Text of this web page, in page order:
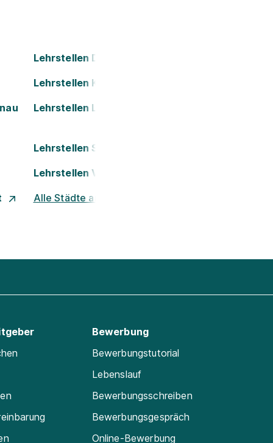
Lehrstellen Dornbirn
Lehrstellen Kapfenberg
Lehrstellen Leoben
Lehrstellen Salzburg
Lehrstellen Villach
Alle Städte ansehen
Bewerbung
Bewerbungstutorial
Lebenslauf
Bewerbungsschreiben
Bewerbungsgespräch
Online-Bewerbung